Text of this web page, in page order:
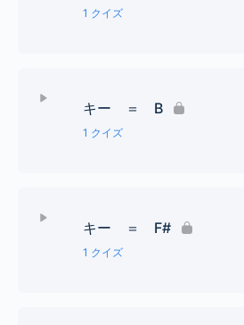
#３個までの調号クイズ
1 クイズ
#４個までの調号クイズ
キー ＝ B
1 クイズ
#５個までの調号クイズ
キー ＝ F#
1 クイズ